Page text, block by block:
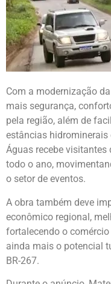
Com a modernização
mais segurança,
pela região, além de
estâncias hidrominerais
Águas recebe
todo o ano,
o setor de eventos.
A obra também deve
econômico regional,
fortalecendo o
ainda mais o potencial
BR-267.